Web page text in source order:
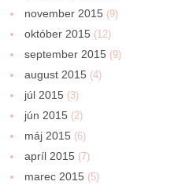
november 2015 (9)
október 2015 (12)
september 2015 (9)
august 2015 (4)
júl 2015 (3)
jún 2015 (2)
máj 2015 (6)
apríl 2015 (7)
marec 2015 (5)